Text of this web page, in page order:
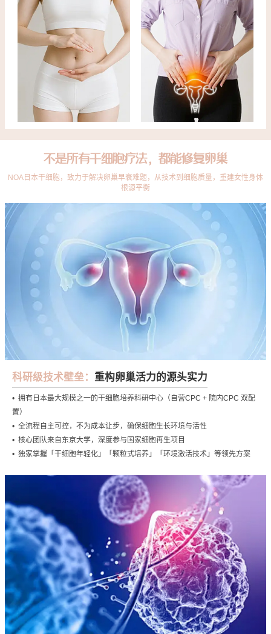
不是所有干细胞疗法，都能修复卵巢
NOA日本干细胞，致力于解决卵巢早衰难题，从技术到细胞质量，重建女性身体
根源平衡
科研级技术壁垒： 重构卵巢活力的源头实力
• 拥有日本最大规模之一的干细胞培养科研中心（自营CPC + 院内CPC 双配
置）
• 全流程自主可控，不为成本让步，确保细胞生长环境与活性
• 核心团队来自东京大学，深度参与国家细胞再生项目
• 独家掌握「干细胞年轻化」「颗粒式培养」「环境激活技术」等领先方案